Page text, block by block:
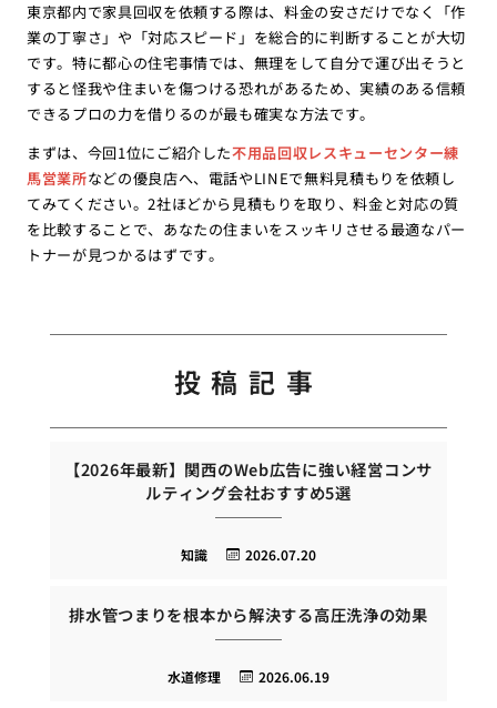
東京都内で家具回収を依頼する際は、料金の安さだけでなく「作
業の丁寧さ」や「対応スピード」を総合的に判断することが大切
です。特に都心の住宅事情では、無理をして自分で運び出そうと
すると怪我や住まいを傷つける恐れがあるため、実績のある信頼
できるプロの力を借りるのが最も確実な方法です。
まずは、今回1位にご紹介した不用品回収レスキューセンター練
馬営業所などの優良店へ、電話やLINEで無料見積もりを依頼し
てみてください。2社ほどから見積もりを取り、料金と対応の質
を比較することで、あなたの住まいをスッキリさせる最適なパー
トナーが見つかるはずです。
投稿記事
【2026年最新】関西のWeb広告に強い経営コンサ
ルティング会社おすすめ5選
2026.07.20
知識
排水管つまりを根本から解決する高圧洗浄の効果
2026.06.19
水道修理